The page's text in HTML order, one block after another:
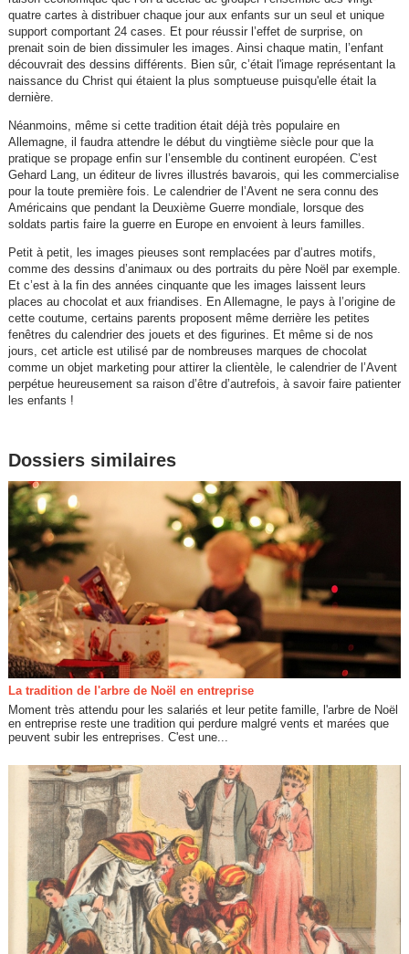
quatre cartes à distribuer chaque jour aux enfants sur un seul et unique
support comportant 24 cases. Et pour réussir l’effet de surprise, on
prenait soin de bien dissimuler les images. Ainsi chaque matin, l’enfant
découvrait des dessins différents. Bien sûr, c’était l'image représentant la
naissance du Christ qui étaient la plus somptueuse puisqu'elle était la
dernière.
Néanmoins, même si cette tradition était déjà très populaire en
Allemagne, il faudra attendre le début du vingtième siècle pour que la
pratique se propage enfin sur l’ensemble du continent européen. C’est
Gehard Lang, un éditeur de livres illustrés bavarois, qui les commercialise
pour la toute première fois. Le calendrier de l’Avent ne sera connu des
Américains que pendant la Deuxième Guerre mondiale, lorsque des
soldats partis faire la guerre en Europe en envoient à leurs familles.
Petit à petit, les images pieuses sont remplacées par d’autres motifs,
comme des dessins d’animaux ou des portraits du père Noël par exemple.
Et c’est à la fin des années cinquante que les images laissent leurs
places au chocolat et aux friandises. En Allemagne, le pays à l’origine de
cette coutume, certains parents proposent même derrière les petites
fenêtres du calendrier des jouets et des figurines. Et même si de nos
jours, cet article est utilisé par de nombreuses marques de chocolat
comme un objet marketing pour attirer la clientèle, le calendrier de l’Avent
perpétue heureusement sa raison d’être d’autrefois, à savoir faire patienter
les enfants !
Dossiers similaires
La tradition de l'arbre de Noël en entreprise
Moment très attendu pour les salariés et leur petite famille, l'arbre de Noël
en entreprise reste une tradition qui perdure malgré vents et marées que
peuvent subir les entreprises. C'est une...